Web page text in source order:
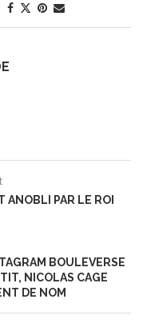
ANOBLI PAR LE ROI
BOULEVERSE
NICOLAS CAGE
DE NOM